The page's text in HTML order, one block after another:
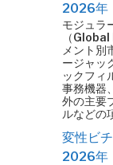
2026年
モジュラ
（
メント別
ージャッ
ックフィ
事務機器
外の主要
ルなどの
変性ビ
2026年